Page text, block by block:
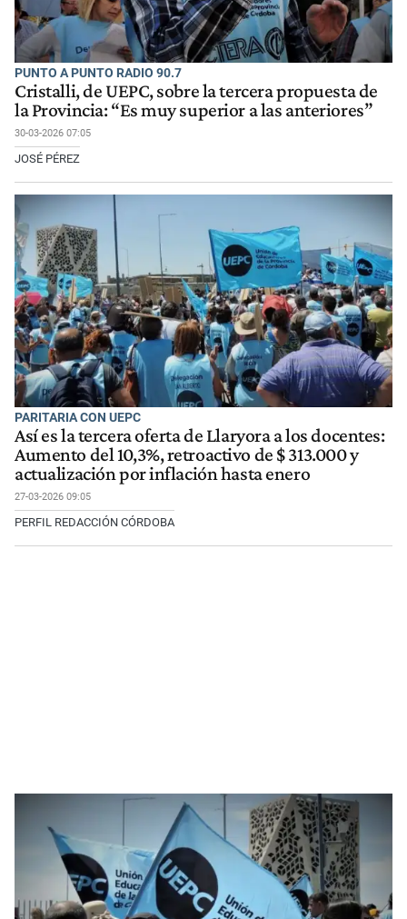
PUNTO A PUNTO RADIO 90.7
Cristalli, de UEPC, sobre la tercera propuesta de
la Provincia: “Es muy superior a las anteriores”
30-03-2026 07:05
JOSÉ PÉREZ
PARITARIA CON UEPC
Así es la tercera oferta de Llaryora a los docentes:
Aumento del 10,3%, retroactivo de $ 313.000 y
actualización por inflación hasta enero
27-03-2026 09:05
PERFIL REDACCIÓN CÓRDOBA